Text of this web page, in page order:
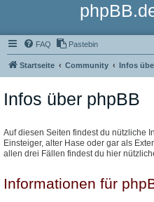
FAQ Pastebin
Startseite Community Infos
Infos über phpBB
Auf diesen Seiten findest du nützliche
Einsteiger, alter Hase oder gar als
allen drei Fällen findest du hier
Informationen für